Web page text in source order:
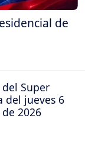
de
Super
del jueves 6
2026